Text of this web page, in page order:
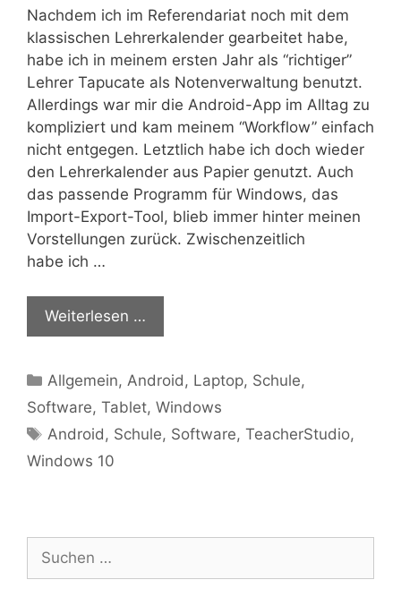
Nach­dem ich im Refe­ren­da­ri­at noch mit dem
klas­si­schen Leh­rer­ka­len­der gear­bei­tet habe,
habe ich in mei­nem ers­ten Jahr als “rich­ti­ger”
Leh­rer Tapu­ca­te als Noten­ver­wal­tung benutzt.
Aller­dings war mir die Android-App im All­tag zu
kom­pli­ziert und kam mei­nem “Work­flow” ein­fach
nicht ent­ge­gen. Letzt­lich habe ich doch wie­der
den Leh­rer­ka­len­der aus Papier genutzt. Auch
das pas­sen­de Pro­gramm für Win­dows, das
Import-Export-Tool, blieb immer hin­ter mei­nen
Vor­stel­lun­gen zurück. Zwi­schen­zeit­lich
habe ich …
Wei­ter­le­sen …
Kategorien
Allgemein, Android , Laptop, Schule,
Software, Tablet, Windows
Schlagwörter
Android , Schule, Software,TeacherStudio,
Windows 10
nach: